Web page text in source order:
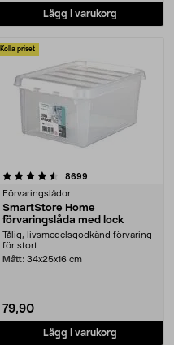
Lägg i varukorg
Kolla priset
8699
Förvaringslådor
SmartStore Home
förvaringslåda med lock
Tålig, livsmedelsgodkänd förvaring
för stort ....
Mått: 34x25x16 cm
79,90
Lägg i varukorg